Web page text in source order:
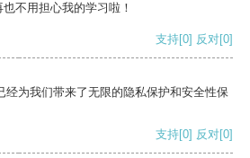
不用担心我的学习啦！
支持[0] 反对[0]
经为我们带来了无限的隐私保护和安全性保
支持[0] 反对[0]